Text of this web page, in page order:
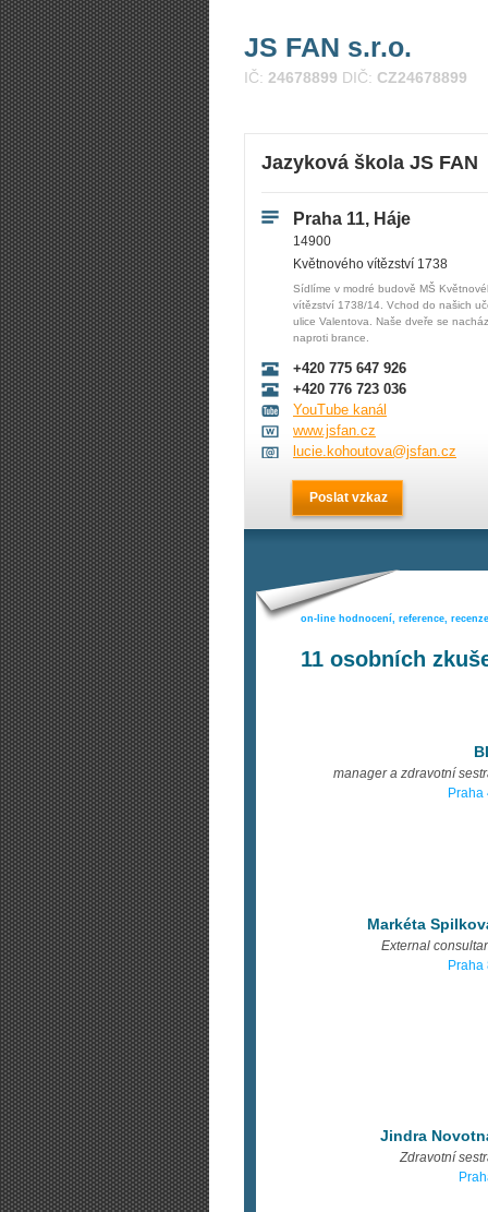
JS FAN s.r.o.
IČ: 24678899 DIČ: CZ24678899
Jazyková škola JS FAN
Praha 11, Háje
14900
Květnového vítězství 1738
Sídlíme v modré budově MŠ
vítězství 1738/14. Vchod do našich
ulice Valentova. Naše dveře se
naproti brance.
+420 775 647 926
+420 776 723 036
YouTube kanál
www.jsfan.cz
lucie.kohoutova@jsfan.cz
Poslat vzkaz
on-line hodnocení, reference,
11 osobních
manager a zdravotní
Praha
Markéta
External
Praha
Jindra
Zdravotní